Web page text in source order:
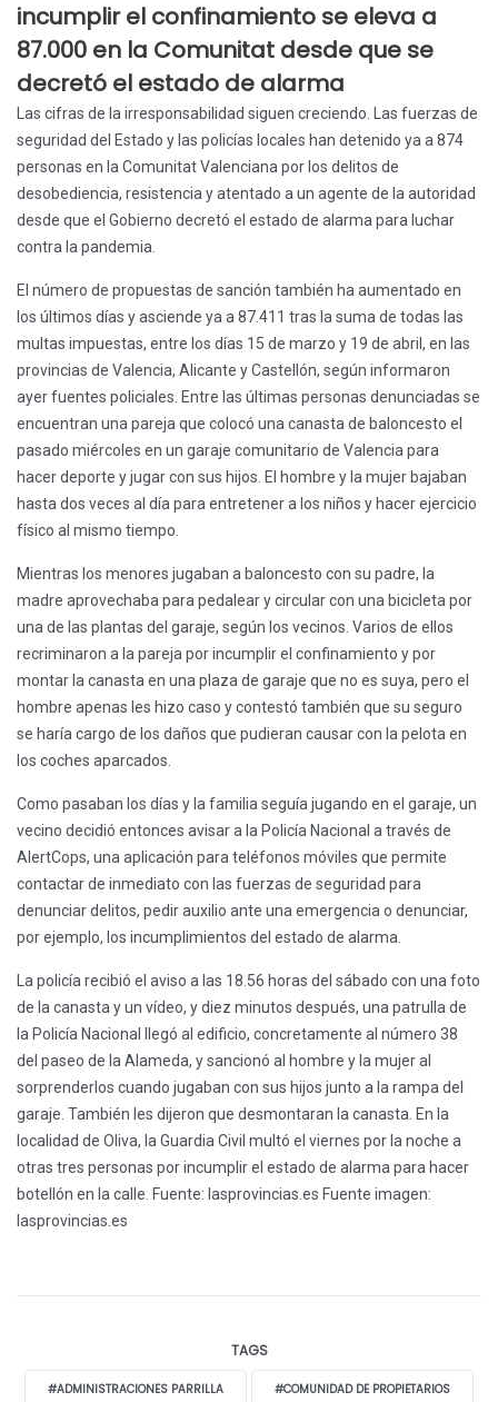
incumplir el confinamiento se eleva a
87.000 en la Comunitat desde que se
decretó el estado de alarma
Las cifras de la irresponsabilidad siguen creciendo. Las fuerzas de
seguridad del Estado y las policías locales han detenido ya a 874
personas en la Comunitat Valenciana por los delitos de
desobediencia, resistencia y atentado a un agente de la autoridad
desde que el Gobierno decretó el estado de alarma para luchar
contra la pandemia.
El número de propuestas de sanción también ha aumentado en
los últimos días y asciende ya a 87.411 tras la suma de todas las
multas impuestas, entre los días 15 de marzo y 19 de abril, en las
provincias de Valencia, Alicante y Castellón, según informaron
ayer fuentes policiales. Entre las últimas personas denunciadas se
encuentran una pareja que colocó una canasta de baloncesto el
pasado miércoles en un garaje comunitario de Valencia para
hacer deporte y jugar con sus hijos. El hombre y la mujer bajaban
hasta dos veces al día para entretener a los niños y hacer ejercicio
físico al mismo tiempo.
Mientras los menores jugaban a baloncesto con su padre, la
madre aprovechaba para pedalear y circular con una bicicleta por
una de las plantas del garaje, según los vecinos. Varios de ellos
recriminaron a la pareja por incumplir el confinamiento y por
montar la canasta en una plaza de garaje que no es suya, pero el
hombre apenas les hizo caso y contestó también que su seguro
se haría cargo de los daños que pudieran causar con la pelota en
los coches aparcados.
Como pasaban los días y la familia seguía jugando en el garaje, un
vecino decidió entonces avisar a la Policía Nacional a través de
AlertCops, una aplicación para teléfonos móviles que permite
contactar de inmediato con las fuerzas de seguridad para
denunciar delitos, pedir auxilio ante una emergencia o denunciar,
por ejemplo, los incumplimientos del estado de alarma.
La policía recibió el aviso a las 18.56 horas del sábado con una foto
de la canasta y un vídeo, y diez minutos después, una patrulla de
la Policía Nacional llegó al edificio, concretamente al número 38
del paseo de la Alameda, y sancionó al hombre y la mujer al
sorprenderlos cuando jugaban con sus hijos junto a la rampa del
garaje. También les dijeron que desmontaran la canasta. En la
localidad de Oliva, la Guardia Civil multó el viernes por la noche a
otras tres personas por incumplir el estado de alarma para hacer
botellón en la calle. Fuente: lasprovincias.es Fuente imagen:
lasprovincias.es
TAGS
#ADMINISTRACIONES PARRILLA #COMUNIDAD DE PROPIETARIOS